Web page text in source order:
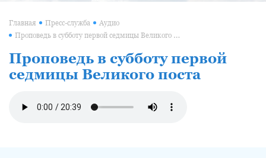
Главная Пресс-служба Аудио
Проповедь в субботу первой седмицы Великого поста
Проповедь в субботу первой
седмицы Великого поста